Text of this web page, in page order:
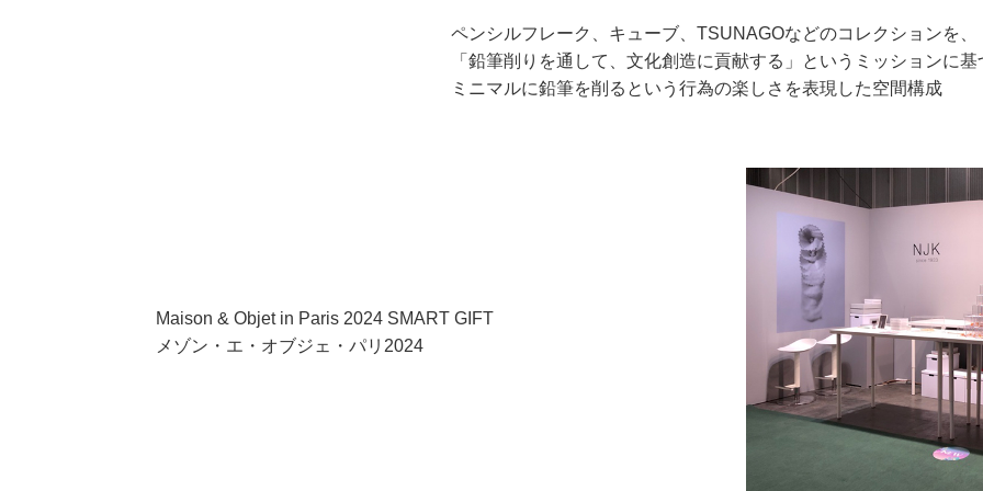
ペンシルフレーク、キューブ、TSUNAGOなどのコレクションを、
「鉛筆削りを通して、文化創造に貢献する」というミッションに基
ミニマルに鉛筆を削るという行為の楽しさを表現した空間構成
Maison & Objet in Paris 2024 SMART GIFT
メゾン・エ・オブジェ・パリ2024